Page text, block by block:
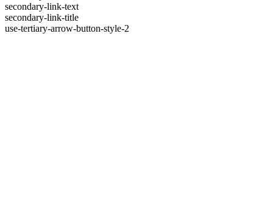
secondary-link-text
secondary-link-title
use-tertiary-arrow-button-style-2